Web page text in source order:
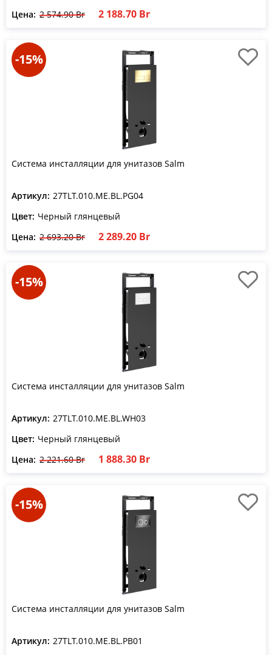
Цена: 2 574.90 Br 2 188.70 Br
-15%
Система инсталляции для унитазов Salm
Артикул: 27TLT.010.ME.BL.PG04
Цвет: Черный глянцевый
Цена: 2 693.20 Br 2 289.20 Br
-15%
Система инсталляции для унитазов Salm
Артикул: 27TLT.010.ME.BL.WH03
Цвет: Черный глянцевый
Цена: 2 221.60 Br 1 888.30 Br
-15%
Система инсталляции для унитазов Salm
Артикул: 27TLT.010.ME.BL.PB01